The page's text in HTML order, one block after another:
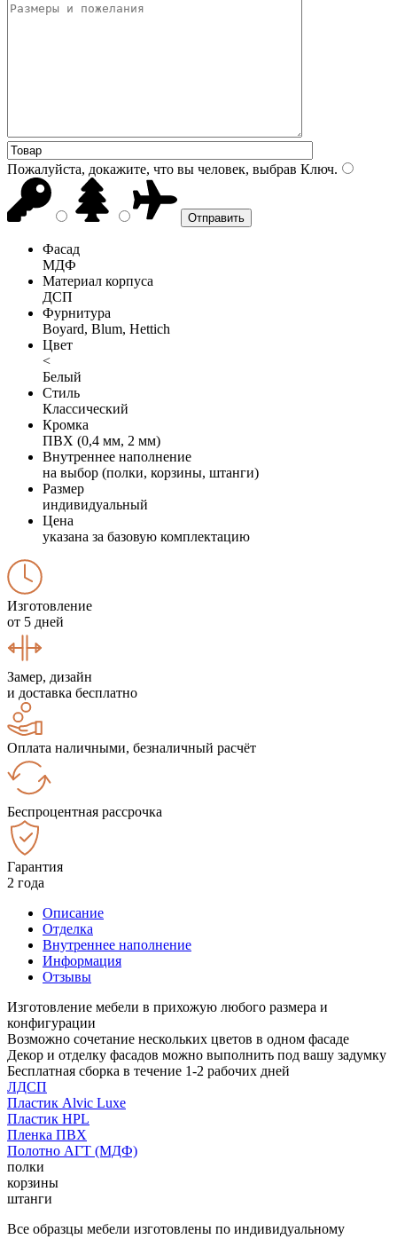
Пожалуйста, докажите, что вы человек, выбрав Ключ.
Фасад
МДФ
Материал корпуса
ДСП
Фурнитура
Boyard, Blum, Hettich
Цвет
<
Белый
Стиль
Классический
Кромка
ПВХ (0,4 мм, 2 мм)
Внутреннее наполнение
на выбор (полки, корзины, штанги)
Размер
индивидуальный
Цена
указана за базовую комплектацию
Изготовление
от 5 дней
Замер, дизайн
и доставка бесплатно
Оплата наличными, безналичный расчёт
Беспроцентная рассрочка
Гарантия
2 года
Описание
Отделка
Внутреннее наполнение
Информация
Отзывы
Изготовление мебели в прихожую любого размера и
конфигурации
Возможно сочетание нескольких цветов в одном фасаде
Декор и отделку фасадов можно выполнить под вашу задумку
Бесплатная сборка в течение 1-2 рабочих дней
ЛДСП
Пластик Alvic Luxe
Пластик HPL
Пленка ПВХ
Полотно АГТ (МДФ)
полки
корзины
штанги
Все образцы мебели изготовлены по индивидуальному